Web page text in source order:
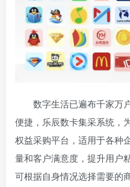
数字生活已遍布千家万
便捷，乐辰数卡集采系统，
权益采购平台，适用于各种
量和客户满意度，提升用户
可根据自身情况选择需要的